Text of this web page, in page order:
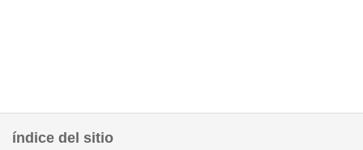
índice del sitio